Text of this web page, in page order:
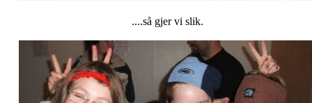
....så gjer vi slik.